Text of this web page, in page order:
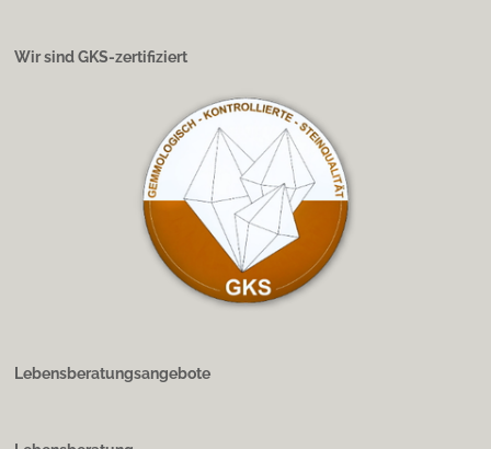
Wir sind GKS-zertifiziert
Lebensberatungsangebote